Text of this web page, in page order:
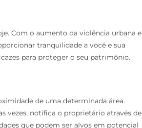
Com o aumento da violência urbana e
tranquilidade a você e sua
para proteger o seu patrimônio.
de uma determinada área.
vezes, notifica o proprietário através de
que podem ser alvos em potencial